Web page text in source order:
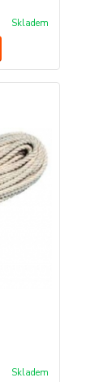
Skladem
Skladem